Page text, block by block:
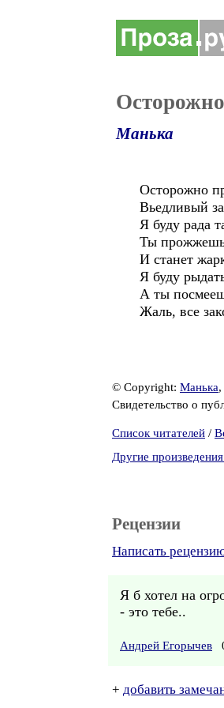
Манька
Осторожно
Вьедливый
Я буду рада
Ты прожжешь
И станет
Я буду
А ты
Жаль, все
© Copyright: Манька
Свидетельство о
Список читателей /
Другие
Рецензии
Написать
Я б хотел на
- это тебе..
Андрей Егорычев
+ добавить